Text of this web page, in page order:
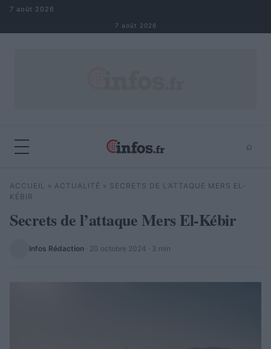
Aller au contenu
7 août 2026
7 août 2026
⌕
Rechercher ⌕
ACCUEIL » ACTUALITÉ » SECRETS DE L’ATTAQUE MERS EL-
KÉBIR
Secrets de l’attaque Mers El-Kébir
Infos Rédaction · 20 octobre 2024 · 3 min